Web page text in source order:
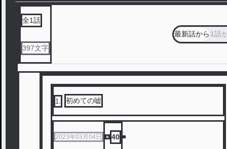
全1話
397文字
最新話から1話
1 初めての嘘
2023年03月04日 40